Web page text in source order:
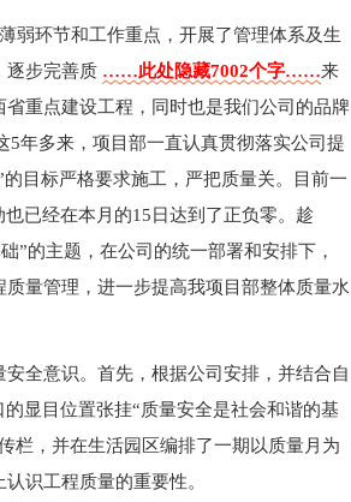
弱环节和工作重点，开展了管理体系及生
逐步完善质 ……此处隐藏7002个字……来
重点建设工程，同时也是我们公司的品牌
5年多来，项目部一直认真贯彻落实公司提
目标严格要求施工，严把质量关。目前一
已经在本月的15日达到了正负零。趁
”的主题，在公司的统一部署和安排下，
量管理，进一步提高我项目部整体质量水
全意识。首先，根据公司安排，并结合自
显目位置张挂“质量安全是社会和谐的基
栏，并在生活园区编排了一期以质量月为
识工程质量的重要性。